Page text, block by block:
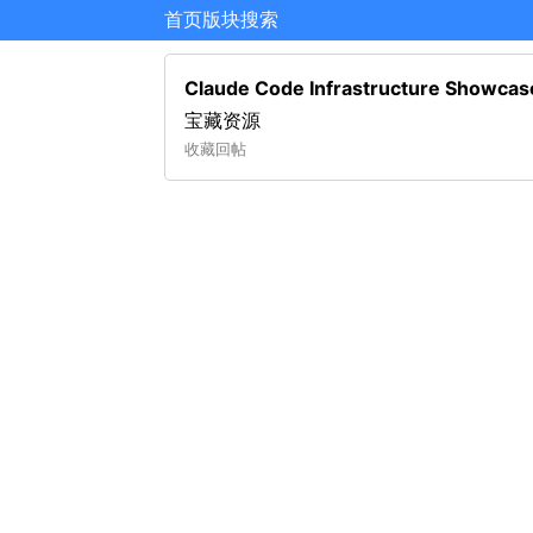
首页版块搜索
Claude Code Infrastructure
宝藏资源
收藏回帖